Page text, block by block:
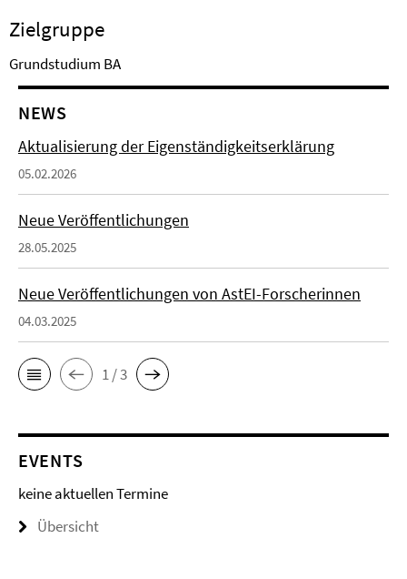
Zielgruppe
Grundstudium BA
NEWS
Aktualisierung der Eigenständigkeitserklärung
05.02.2026
Neue Veröffentlichungen
28.05.2025
Neue Veröffentlichungen von AstEI-Forscherinnen
04.03.2025
1 / 3
EVENTS
keine aktuellen Termine
Übersicht